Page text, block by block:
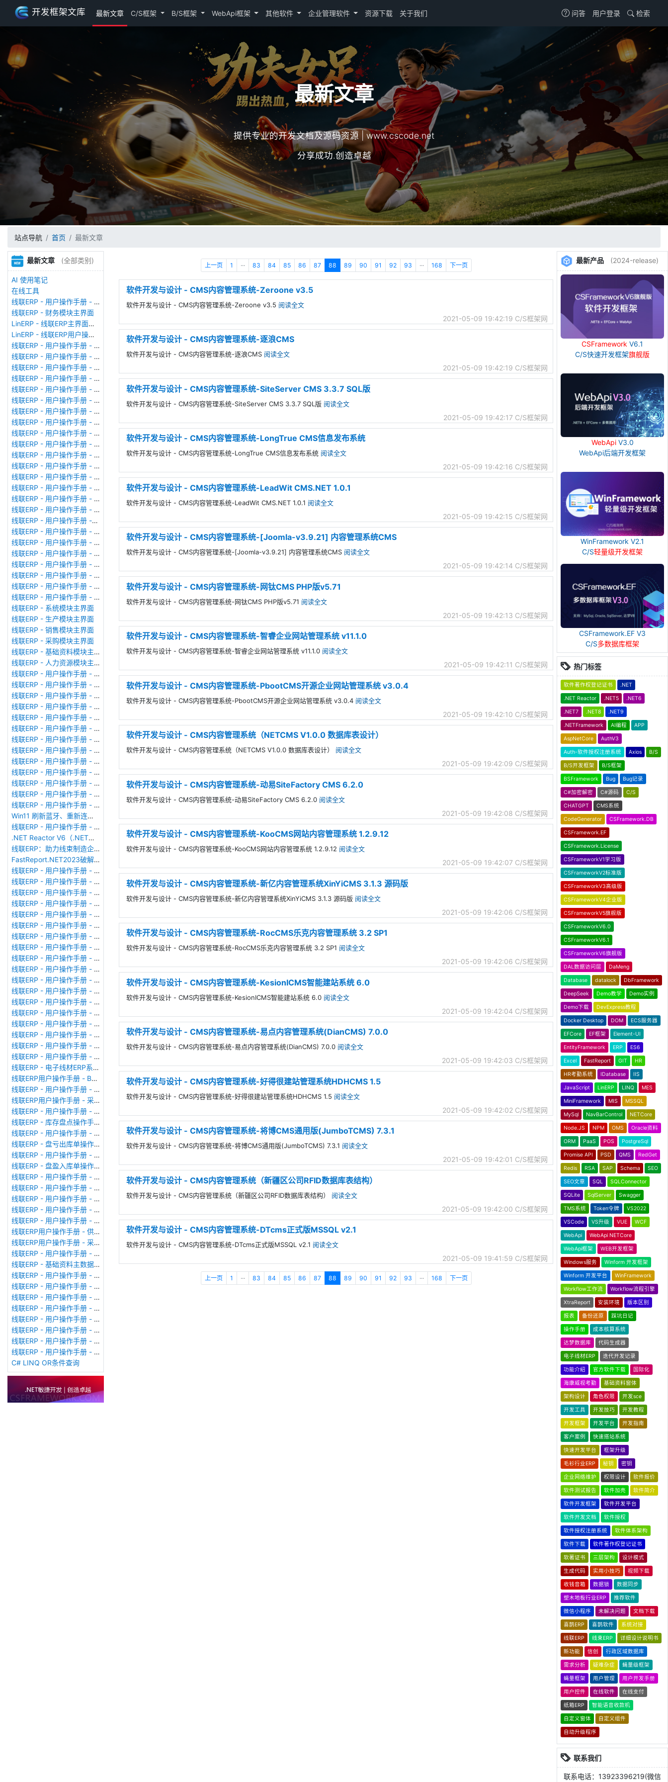
开发框架文库 最新文章 C/S框架 B/S框架 WebApi框架 其他软件 企业管理软件 资源下载 关于我们 问答 用户登录 检索
最新文章
提供专业的开发文档及源码资源 | www.cscode.net
分享成功.创造卓越
站点导航 首页 最新文章
最新文章 (全部类别)
AI 使用笔记
在线工具
线联ERP - 用户操作手册 - 存货期初
线联ERP - 财务模块主界面
LinERP - 线联ERP主界面（HOME）
LinERP - 线联ERP用户操作手册 - 系统登陆
线联ERP - 用户操作手册 - 查看在线用户
线联ERP - 用户操作手册 - 数据备份
线联ERP - 用户操作手册 - 工厂管理
线联ERP - 用户操作手册 - 帐套管理
线联ERP - 用户操作手册 - 语种设置
线联ERP - 用户操作手册 - 国际化多语言
线联ERP - 用户操作手册 - 报表管理
线联ERP - 用户操作手册 - 字段名管理
线联ERP - 用户操作手册 - 模块管理
线联ERP - 用户操作手册 - 广播消息
线联ERP - 用户操作手册 - 审计日志
线联ERP - 用户操作手册 - 公司资料设置
线联ERP - 用户操作手册 - 系统参数设置
线联ERP - 用户操作手册 - 单据类型
线联ERP - 用户操作手册 - 号码规则
线联ERP - 用户操作手册 - 功能菜单
线联ERP - 用户操作手册 -分配临时角色
线联ERP - 用户操作手册 - 组织架构
线联ERP - 用户操作手册 - 用户管理
线联ERP - 用户操作手册 - 角色/岗位管理
线联ERP - 用户操作手册 - 暂估入库明细表
线联ERP - 用户操作手册 - 物料收发明细表
线联ERP - 用户操作手册 - 即时库存余额表
线联ERP - 用户操作手册 - 库存账龄分析表
线联ERP - 系统模块主界面
线联ERP - 生产模块主界面
线联ERP - 销售模块主界面
线联ERP - 采购模块主界面
线联ERP - 基础资料模块主界面
线联ERP - 人力资源模块主界面
线联ERP - 用户操作手册 - 个人考勤报表（横向）
线联ERP - 用户操作手册 - 部门考勤报表
线联ERP - 用户操作手册 - 个人考勤报表
线联ERP - 用户操作手册 - 考勤计算
线联ERP - 用户操作手册 - 节假日管理
线联ERP - 用户操作手册 - 请假管理
线联ERP - 用户操作手册 - 补卡管理
线联ERP - 用户操作手册 - 考勤设备管理
线联ERP - 用户操作手册 - 考勤参数配置
线联ERP - 用户操作手册 - 考勤设备绑定
线联ERP - 用户操作手册 - 员工档案
线联ERP - 用户操作手册 - 班次管理
线联ERP - 用户操作手册 - 排班管理
Win11 刷新蓝牙、重新连接蓝牙音响
线联ERP - 用户操作手册 - 成品入库单
.NET Reactor V6（.NET混淆器）加壳软件使用
线联ERP：助力线束制造企业迈向数智化新征程
FastReport.NET2023破解版去除水印DEMO VERSION (2025.1.14/2023.2.18版本)
线联ERP - 用户操作手册 - 系统初始化
线联ERP - 用户操作手册 - 财务科目
线联ERP - 用户操作手册 - 现金流量表
线联ERP - 用户操作手册 - 成本调整单
线联ERP - 用户操作手册 - 月结&结账
线联ERP - 用户操作手册 - 制作凭证
线联ERP - 用户操作手册 - 成本核算
线联ERP - 用户操作手册 - 往来核销单
线联ERP - 用户操作手册 - 采购发票
线联ERP - 用户操作手册 - 应收单据
线联ERP - 用户操作手册 - 供应商对账单
线联ERP - 用户操作手册 - 往来付款单
线联ERP - 用户操作手册 - 往来收款单
线联ERP - 用户操作手册 - 客户对账单
线联ERP - 用户操作手册 - 销售发票
线联ERP - 用户操作手册 - 应付单据
线联ERP - 用户操作手册 - 应付期初
线联ERP - 用户操作手册 - 应收期初
线联ERP - 电子线材ERP系统、线束ERP系统常用报表格式
线联ERP用户操作手册 - BOM管理
线联ERP - 用户操作手册 - 生产计划
线联ERP用户操作手册 - 采购申请单
线联ERP - 用户操作手册 - 仓库转换
线联ERP - 库存盘点操作手册
线联ERP - 用户操作手册 - 成品出库单
线联ERP - 盘亏出库单操作手册
线联ERP - 用户操作手册 - 其他出库单
线联ERP - 盘盈入库单操作手册
线联ERP - 用户操作手册 - 生产领料单
线联ERP - 用户操作手册 - 其他入库单
线联ERP - 用户操作手册 - 采购入库单
线联ERP - 用户操作手册 - 业务对账单（Sales Statement）
线联ERP - 用户操作手册 - 付款申请单
线联ERP用户操作手册 - 供应商价格表
线联ERP用户操作手册 - 采购订单
线联ERP - 用户操作手册 - 成本核算表
线联ERP - 基础资料主数据库列表
线联ERP - 用户操作手册 - 委外备料冲销单
线联ERP - 用户操作手册 - 委外加工单
线联ERP - 用户操作手册 - 生产备料单
线联ERP - 用户操作手册 - MRP计划统筹
线联ERP - 用户操作手册 - 报价单（Quotation Order）
线联ERP - 用户操作手册 - 形式发票（Proforma Invoice）
线联ERP - 用户操作手册 - 销售订单（Sales Order）
线联ERP - 用户操作手册 - 客户费用登记表
C# LINQ OR条件查询
上一页 1 ··· 83 84 85 86 87 88 89 90 91 92 93 ··· 168 下一页
软件开发与设计 - CMS内容管理系统-Zeroone v3.5
软件开发与设计 - CMS内容管理系统-Zeroone v3.5 阅读全文
2021-05-09 19:42:19 C/S框架网
软件开发与设计 - CMS内容管理系统-逐浪CMS
软件开发与设计 - CMS内容管理系统-逐浪CMS 阅读全文
2021-05-09 19:42:19 C/S框架网
软件开发与设计 - CMS内容管理系统-SiteServer CMS 3.3.7 SQL版
软件开发与设计 - CMS内容管理系统-SiteServer CMS 3.3.7 SQL版 阅读全文
2021-05-09 19:42:17 C/S框架网
软件开发与设计 - CMS内容管理系统-LongTrue CMS信息发布系统
软件开发与设计 - CMS内容管理系统-LongTrue CMS信息发布系统 阅读全文
2021-05-09 19:42:16 C/S框架网
软件开发与设计 - CMS内容管理系统-LeadWit CMS.NET 1.0.1
软件开发与设计 - CMS内容管理系统-LeadWit CMS.NET 1.0.1 阅读全文
2021-05-09 19:42:15 C/S框架网
软件开发与设计 - CMS内容管理系统-[Joomla-v3.9.21] 内容管理系统CMS
软件开发与设计 - CMS内容管理系统-[Joomla-v3.9.21] 内容管理系统CMS 阅读全文
2021-05-09 19:42:14 C/S框架网
软件开发与设计 - CMS内容管理系统-网钛CMS PHP版v5.71
软件开发与设计 - CMS内容管理系统-网钛CMS PHP版v5.71 阅读全文
2021-05-09 19:42:13 C/S框架网
软件开发与设计 - CMS内容管理系统-智睿企业网站管理系统 v11.1.0
软件开发与设计 - CMS内容管理系统-智睿企业网站管理系统 v11.1.0 阅读全文
2021-05-09 19:42:11 C/S框架网
软件开发与设计 - CMS内容管理系统-PbootCMS开源企业网站管理系统 v3.0.4
软件开发与设计 - CMS内容管理系统-PbootCMS开源企业网站管理系统 v3.0.4 阅读全文
2021-05-09 19:42:10 C/S框架网
软件开发与设计 - CMS内容管理系统（NETCMS V1.0.0 数据库表设计）
软件开发与设计 - CMS内容管理系统（NETCMS V1.0.0 数据库表设计） 阅读全文
2021-05-09 19:42:09 C/S框架网
软件开发与设计 - CMS内容管理系统-动易SiteFactory CMS 6.2.0
软件开发与设计 - CMS内容管理系统-动易SiteFactory CMS 6.2.0 阅读全文
2021-05-09 19:42:08 C/S框架网
软件开发与设计 - CMS内容管理系统-KooCMS网站内容管理系统 1.2.9.12
软件开发与设计 - CMS内容管理系统-KooCMS网站内容管理系统 1.2.9.12 阅读全文
2021-05-09 19:42:07 C/S框架网
软件开发与设计 - CMS内容管理系统-新亿内容管理系统XinYiCMS 3.1.3 源码版
软件开发与设计 - CMS内容管理系统-新亿内容管理系统XinYiCMS 3.1.3 源码版 阅读全文
2021-05-09 19:42:06 C/S框架网
软件开发与设计 - CMS内容管理系统-RocCMS乐克内容管理系统 3.2 SP1
软件开发与设计 - CMS内容管理系统-RocCMS乐克内容管理系统 3.2 SP1 阅读全文
2021-05-09 19:42:06 C/S框架网
软件开发与设计 - CMS内容管理系统-KesionICMS智能建站系统 6.0
软件开发与设计 - CMS内容管理系统-KesionICMS智能建站系统 6.0 阅读全文
2021-05-09 19:42:04 C/S框架网
软件开发与设计 - CMS内容管理系统-易点内容管理系统(DianCMS) 7.0.0
软件开发与设计 - CMS内容管理系统-易点内容管理系统(DianCMS) 7.0.0 阅读全文
2021-05-09 19:42:03 C/S框架网
软件开发与设计 - CMS内容管理系统-好得很建站管理系统HDHCMS 1.5
软件开发与设计 - CMS内容管理系统-好得很建站管理系统HDHCMS 1.5 阅读全文
2021-05-09 19:42:02 C/S框架网
软件开发与设计 - CMS内容管理系统-将博CMS通用版(JumboTCMS) 7.3.1
软件开发与设计 - CMS内容管理系统-将博CMS通用版(JumboTCMS) 7.3.1 阅读全文
2021-05-09 19:42:01 C/S框架网
软件开发与设计 - CMS内容管理系统（新疆区公司RFID数据库表结构）
软件开发与设计 - CMS内容管理系统（新疆区公司RFID数据库表结构） 阅读全文
2021-05-09 19:42:00 C/S框架网
软件开发与设计 - CMS内容管理系统-DTcms正式版MSSQL v2.1
软件开发与设计 - CMS内容管理系统-DTcms正式版MSSQL v2.1 阅读全文
2021-05-09 19:41:59 C/S框架网
上一页 1 ··· 83 84 85 86 87 88 89 90 91 92 93 ··· 168 下一页
最新产品 (2024-release)
CSFramework V6.1
C/S快速开发框架旗舰版
WebApiV3.0
WebApi后端开发框架
WinFramework V2.1
C/S轻量级开发框架
CSFramework.EF V3
C/S多数据库框架
热门标签
软件著作权登记证书 .NET
.NET Reactor .NET5 .NET6
.NET7 .NET8 .NET9
.NETFramework AI编程 APP
AspNetCore AuthV3
Auth-软件授权注册系统 Axios B/S
B/S开发框架 B/S框架
BSFramework Bug Bug记录
C#加密解密 C#源码 C/S
CHATGPT CMS系统
CodeGenerator CSFramework.DB
CSFramework.EF
CSFramework.License
CSFrameworkV1学习版
CSFrameworkV2标准版
CSFrameworkV3高级版
CSFrameworkV4企业版
CSFrameworkV5旗舰版
CSFrameworkV6.0
CSFrameworkV6.1
CSFrameworkV6旗舰版
DAL数据访问层 DaMeng
Database datalock DbFramework
DeepSeek Demo教学 Demo实例
Demo下载 DevExpress教程
Docker Desktop DOM ECS服务器
EFCore EF框架 Element-UI
EntityFramework ERP ES6
Excel FastReport GIT HR
HR考勤系统 IDatabase IIS
JavaScript LinERP LINQ MES
MiniFramework MIS MSSQL
MySql NavBarControl NETCore
Node.JS NPM OMS Oracle资料
ORM PaaS POS PostgreSql
Promise API PSD QMS RedGet
Redis RSA SAP Schema SEO
SEO文章 SQL SQLConnector
SQLite SqlServer Swagger
TMS系统 Token令牌 VS2022
VSCode VS升级 VUE WCF
WebApi WebApi NETCore
WebApi框架 WEB开发框架
Windows服务 Winform 开发框架
Winform 开发平台 WinFramework
Workflow工作流 Workflow流程引擎
XtraReport 安装环境 版本区别
报表 备份还原 踩坑日记
操作手册 成本核算系统
达梦数据库 代码生成器
电子线材ERP 迭代开发记录
功能介绍 官方软件下载 国际化
海康威视考勤 基础资料窗体
架构设计 角色权限 开发sce
开发工具 开发技巧 开发教程
开发框架 开发平台 开发指南
客户案例 快速搭站系统
快速开发平台 框架升级
毛衫行业ERP 秘钥 密钥
企业网络维护 权限设计 软件报价
软件测试报告 软件加壳 软件简介
软件开发框架 软件开发平台
软件开发文档 软件授权
软件授权注册系统 软件体系架构
软件下载 软件著作权登记证书
软著证书 三层架构 设计模式
生成代码 实用小技巧 视频下载
收钱音箱 数据锁 数据同步
塑木地板行业ERP 推荐软件
微信小程序 未解决问题 文档下载
喜鹊ERP 喜鹊软件 系统对接
线联ERP 线束ERP 详细设计说明书
新功能 信创 行政区域数据库
需求分析 疑难杂症 蝇量级框架
蝇量框架 用户管理 用户开发手册
用户控件 在线软件 在线支付
纸箱ERP 智能语音收款机
自定义窗体 自定义组件
自动升级程序
联系我们
联系电话：13923396219(微信